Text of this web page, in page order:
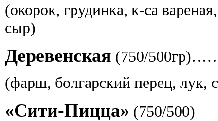
(окорок, грудинка, к-са
сыр)
Деревенская (750/
(фарш, болгарский перец, лук,
«Сити-Пицца» (750/500)